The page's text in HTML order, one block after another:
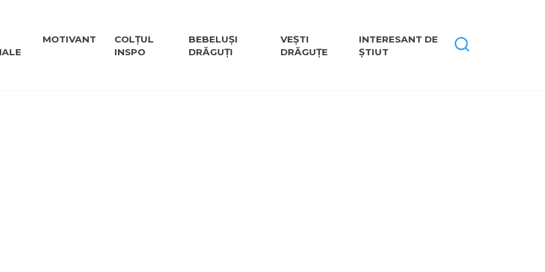
MOTIVANT
COLȚUL
INSPO
BEBELUȘI
DRĂGUȚI
VEȘTI
DRĂGUȚE
INTERESANT DE
ȘTIUT